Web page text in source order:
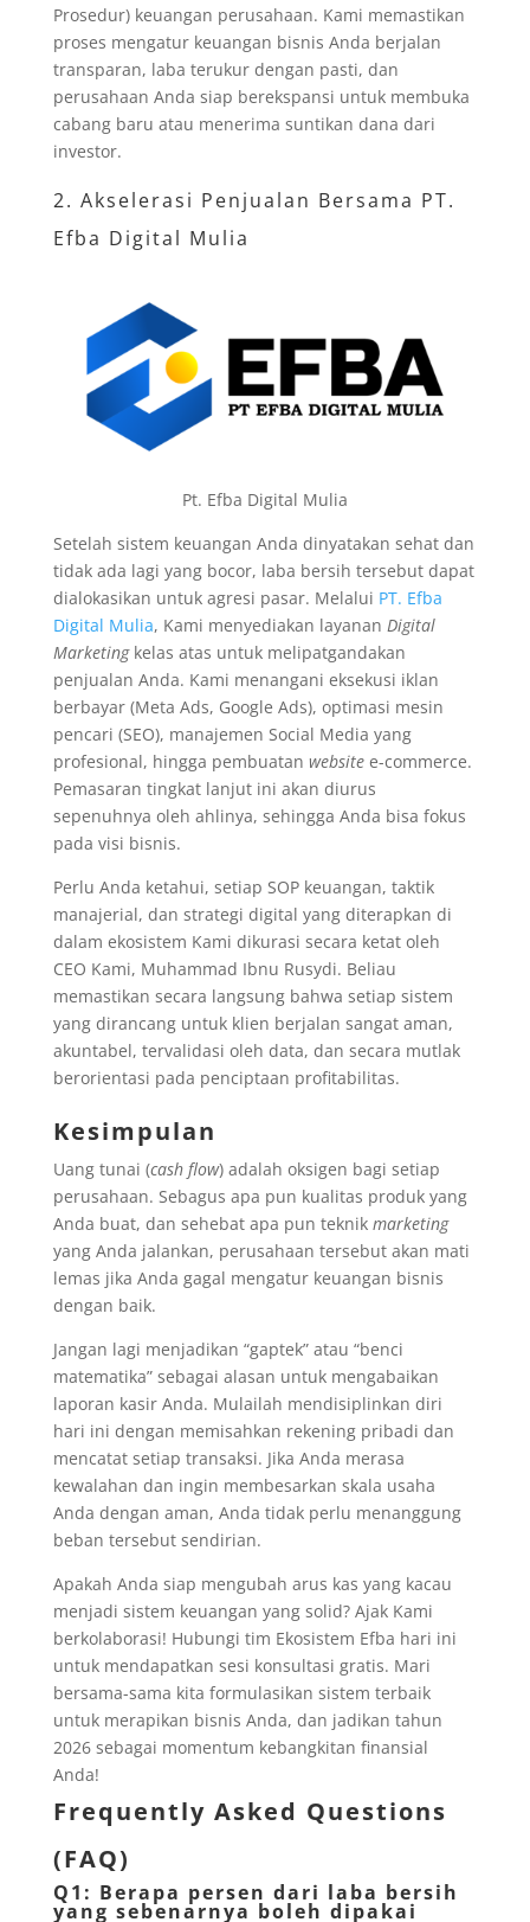
Prosedur) keuangan perusahaan. Kami memastikan
proses mengatur keuangan bisnis Anda berjalan
transparan, laba terukur dengan pasti, dan
perusahaan Anda siap berekspansi untuk membuka
cabang baru atau menerima suntikan dana dari
investor.
2. Akselerasi Penjualan Bersama PT.
Efba Digital Mulia
Pt. Efba Digital Mulia
Setelah sistem keuangan Anda dinyatakan sehat dan
tidak ada lagi yang bocor, laba bersih tersebut dapat
dialokasikan untuk agresi pasar. Melalui PT. Efba
Digital Mulia, Kami menyediakan layanan Digital
Marketingkelas atas untuk melipatgandakan
penjualan Anda. Kami menangani eksekusi iklan
berbayar (Meta Ads, Google Ads), optimasi mesin
pencari (SEO), manajemen Social Media yang
profesional, hingga pembuatan websitee-commerce.
Pemasaran tingkat lanjut ini akan diurus
sepenuhnya oleh ahlinya, sehingga Anda bisa fokus
pada visi bisnis.
Perlu Anda ketahui, setiap SOP keuangan, taktik
manajerial, dan strategi digital yang diterapkan di
dalam ekosistem Kami dikurasi secara ketat oleh
CEO Kami, Muhammad Ibnu Rusydi. Beliau
memastikan secara langsung bahwa setiap sistem
yang dirancang untuk klien berjalan sangat aman,
akuntabel, tervalidasi oleh data, dan secara mutlak
berorientasi pada penciptaan profitabilitas.
Kesimpulan
Uang tunai (cash flow) adalah oksigen bagi setiap
perusahaan. Sebagus apa pun kualitas produk yang
Anda buat, dan sehebat apa pun teknik marketing
yang Anda jalankan, perusahaan tersebut akan mati
lemas jika Anda gagal mengatur keuangan bisnis
dengan baik.
Jangan lagi menjadikan “gaptek” atau “benci
matematika” sebagai alasan untuk mengabaikan
laporan kasir Anda. Mulailah mendisiplinkan diri
hari ini dengan memisahkan rekening pribadi dan
mencatat setiap transaksi. Jika Anda merasa
kewalahan dan ingin membesarkan skala usaha
Anda dengan aman, Anda tidak perlu menanggung
beban tersebut sendirian.
Apakah Anda siap mengubah arus kas yang kacau
menjadi sistem keuangan yang solid? Ajak Kami
berkolaborasi! Hubungi tim Ekosistem Efba hari ini
untuk mendapatkan sesi konsultasi gratis. Mari
bersama-sama kita formulasikan sistem terbaik
untuk merapikan bisnis Anda, dan jadikan tahun
2026 sebagai momentum kebangkitan finansial
Anda!
Frequently Asked Questions
(FAQ)
Q1: Berapa persen dari laba bersih
yang sebenarnya boleh dipakai